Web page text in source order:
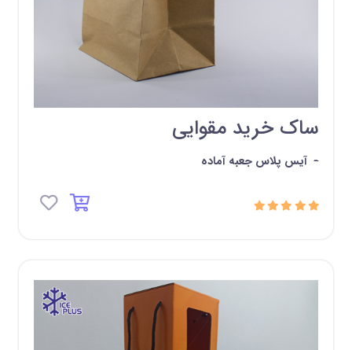
ساک خرید مقوایی
- آیس پلاس جعبه آماده